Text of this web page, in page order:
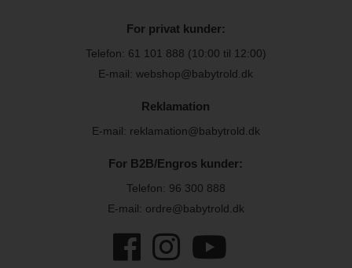
For privat kunder:
Telefon: 61 101 888 (10:00 til 12:00)
E-mail: webshop@babytrold.dk
Reklamation
E-mail: reklamation@babytrold.dk
For B2B/Engros kunder:
Telefon: 96 300 888
E-mail: ordre@babytrold.dk